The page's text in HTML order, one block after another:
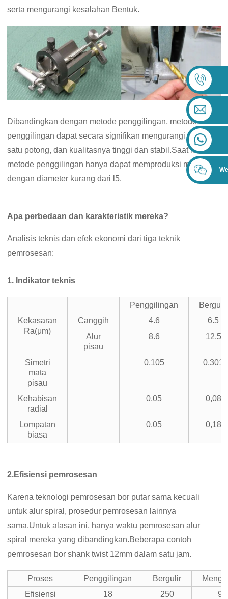
serta mengurangi kesalahan Bentuk.
Dibandingkan dengan metode penggilingan, metode
penggilingan dapat secara signifikan mengurangi jam kerja
satu potong, dan kualitasnya tinggi dan stabil.Saat ini,
metode penggilingan hanya dapat memproduksi mata bor
dengan diameter kurang dari l5.
Apa perbedaan dan karakteristik mereka?
Analisis teknis dan efek ekonomi dari tiga teknik
pemrosesan:
1. Indikator teknis
Penggilingan
Bergulir
Kekasaran
Ra(μm)
Canggih 4.6
6.5
Alur
pisau
8.6 12.5
Simetri
mata
pisau
0,105 0,301
Kehabisan
radial
0,05 0,08
Lompatan
biasa
0,05 0,18
2.Efisiensi pemrosesan
Karena teknologi pemrosesan bor putar sama kecuali
untuk alur spiral, prosedur pemrosesan lainnya
sama.Untuk alasan ini, hanya waktu pemrosesan alur
spiral mereka yang dibandingkan.Beberapa contoh
pemrosesan bor shank twist 12mm dalam satu jam.
Proses Penggilingan Bergulir
Efisiensi
18 250 98